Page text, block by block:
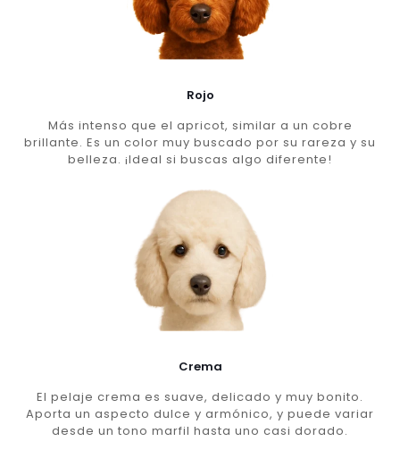
Rojo
Más intenso que el apricot, similar a un cobre
brillante. Es un color muy buscado por su rareza y su
belleza. ¡Ideal si buscas algo diferente!
Crema
El pelaje crema es suave, delicado y muy bonito.
Aporta un aspecto dulce y armónico, y puede variar
desde un tono marfil hasta uno casi dorado.